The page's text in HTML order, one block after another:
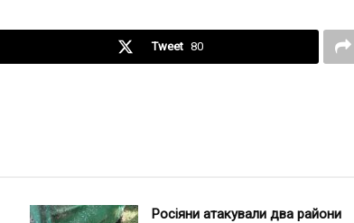
Tweet 80
Росіяни атакували два райони